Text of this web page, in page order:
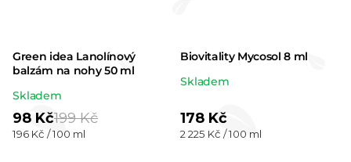
Green idea Lanolínový
balzám na nohy 50 ml
Průměrné
hodnocení
produktu
Skladem
98 Kč199 Kč
Měrná
196 Kč / 100 ml
Biovitality Mycosol 8 ml
Průměrné
produktu
Skladem
178 Kč
Měrná
2 225 Kč / 100 ml